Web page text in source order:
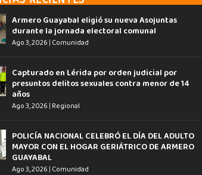
Armero Guayabal eligió su nueva Asojuntas
durante la jornada electoral comunal
Ago 3, 2026 | Comunidad
Capturado en Lérida por orden judicial por
presuntos delitos sexuales contra menor de 14
años
Ago 3, 2026 | Regional
POLICÍA NACIONAL CELEBRÓ EL DÍA DEL ADULTO
MAYOR CON EL HOGAR GERIÁTRICO DE ARMERO
GUAYABAL
Ago 3, 2026 | Comunidad